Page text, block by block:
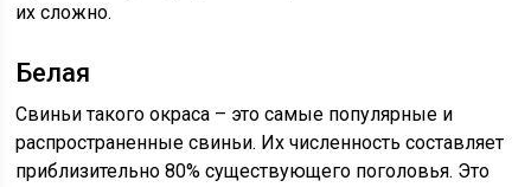
их сложно.
Белая
Свиньи такого окраса – это самые популярные и
распространенные свиньи. Их численность составляет
приблизительно 80% существующего поголовья. Это